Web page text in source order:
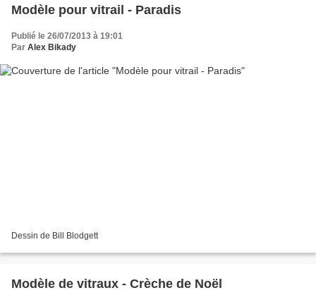
Modèle pour vitrail - Paradis
Publié le 26/07/2013 à 19:01
Par Alex Bikady
Dessin de Bill Blodgett
Modèle de vitraux - Crèche de Noël